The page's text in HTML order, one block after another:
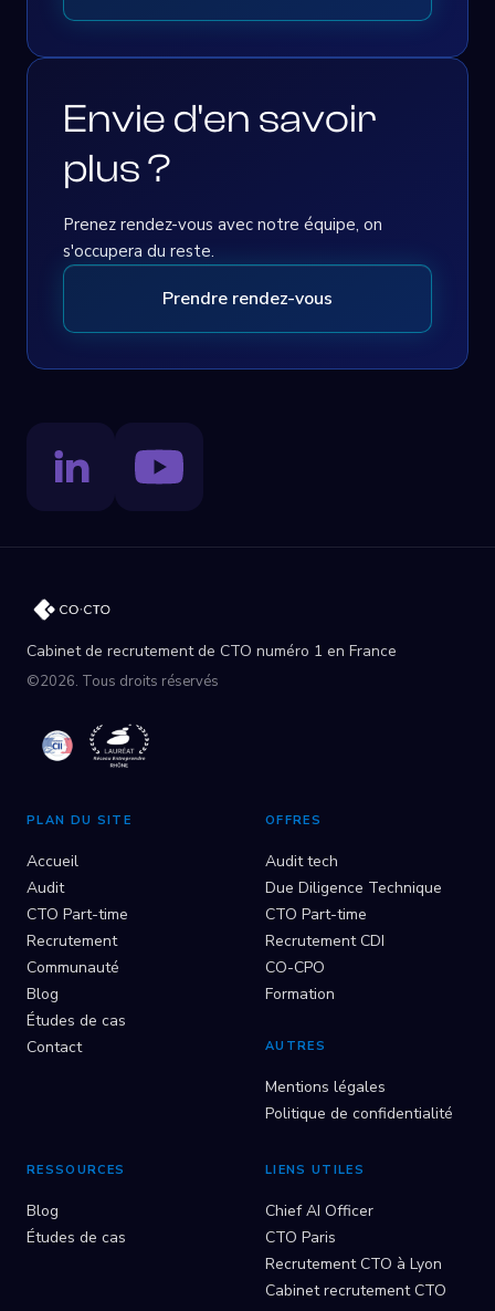
Envie d'en savoir
plus ?
Prenez rendez-vous avec notre équipe, on
s'occupera du reste.
Prendre rendez-vous
Cabinet de recrutement de CTO numéro 1 en France
©2026. Tous droits réservés
PLAN DU SITE
Accueil
Audit
CTO Part-time
Recrutement
Communauté
Blog
Études de cas
Contact
OFFRES
Audit tech
Due Diligence Technique
CTO Part-time
Recrutement CDI
CO-CPO
Formation
AUTRES
Mentions légales
Politique de confidentialité
RESSOURCES
Blog
Études de cas
LIENS UTILES
Chief AI Officer
CTO Paris
Recrutement CTO à Lyon
Cabinet recrutement CTO